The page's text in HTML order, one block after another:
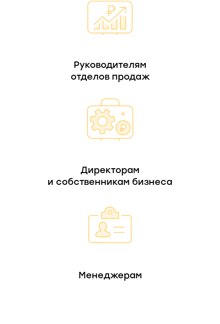
Руководителям
отделов продаж
Директорам
и собственникам бизнеса
Менеджерам